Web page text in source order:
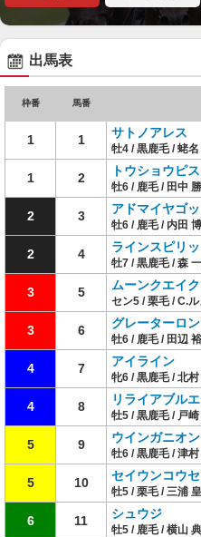
出馬表
枠番 馬番
1 1 サトノアレス
牡4 / 黒鹿毛 / 蛯
1 2 トウショウピ
牡6 / 鹿毛 / 田中
2 3 アドマイヤゴ
牡6 / 鹿毛 / 内田
2 4 ラインスピリッ
牡7 / 黒鹿毛 / 森
3 5 ムーンクエイク
セン5 / 栗毛 / C.
3 6 グレーターロ
牡6 / 鹿毛 / 田辺
4 7 アイライン
牝6 / 黒鹿毛 / 北
4 8 リライアブル
牡5 / 黒鹿毛 / 戸
5 9 ウインガニオン
牡6 / 黒鹿毛 / 津
5 10 セイウンコウセ
牡5 / 栗毛 / 三浦
6 11 シュウジ
牡5 / 鹿毛 / 横山